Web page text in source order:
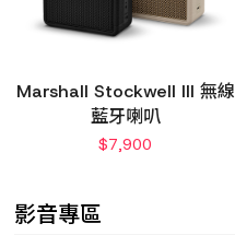
Marshall Stockwell III 無線
藍牙喇叭
$7,900
影音專區